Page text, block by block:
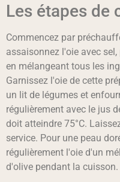
Les étapes de
Commencez par
assaisonnez l'oie avec
en mélangeant tous les
Garnissez l'oie de cette
un lit de légumes et
régulièrement avec le jus
doit atteindre 75°C.
service. Pour une peau
régulièrement l'oie d'un
d'olive pendant la cuisson.